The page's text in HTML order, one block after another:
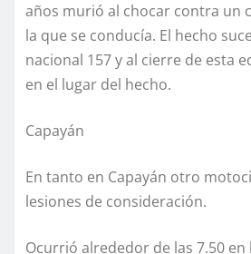
años murió al chocar contra un
la que se conducía. El hecho
nacional 157 y al cierre de esta
en el lugar del hecho.
Capayán
En tanto en Capayán otro
lesiones de consideración.
Ocurrió alrededor de las 7.50 en